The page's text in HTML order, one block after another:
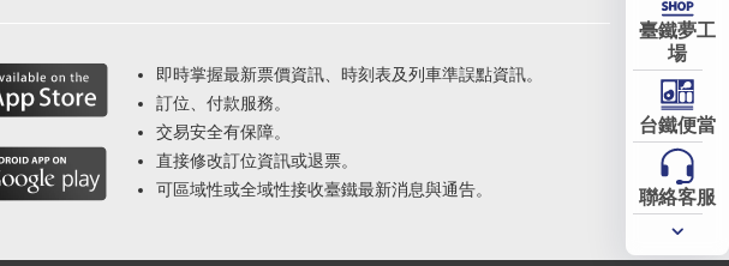
即時掌握最新票價資訊、時刻表及列車準誤點資訊。
訂位、付款服務。
交易安全有保障。
直接修改訂位資訊或退票。
可區域性或全域性接收臺鐵最新消息與通告。
臺鐵夢工
場
台鐵便當
聯絡客服
常用